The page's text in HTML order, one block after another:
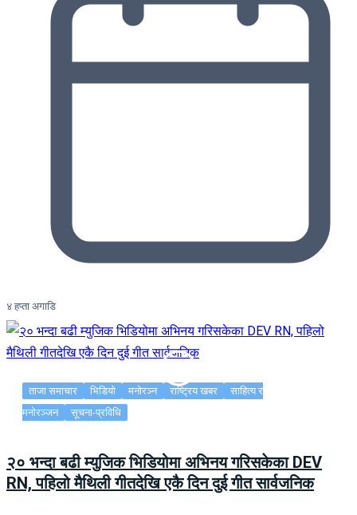
४ हप्ता अगाडि
ताजा समाचार भिडियो मनोरञ्न राष्ट्रिय खबर
साहित्य र
मनोरञ्जन
सूचना-प्रविधि
२० भन्दा बढी म्युजिक भिडियोमा अभिनय गरिसकेका DEV
RN, पहिलो मैथिली गीतदेखि एकै दिन दुई गीत सार्वजनिक